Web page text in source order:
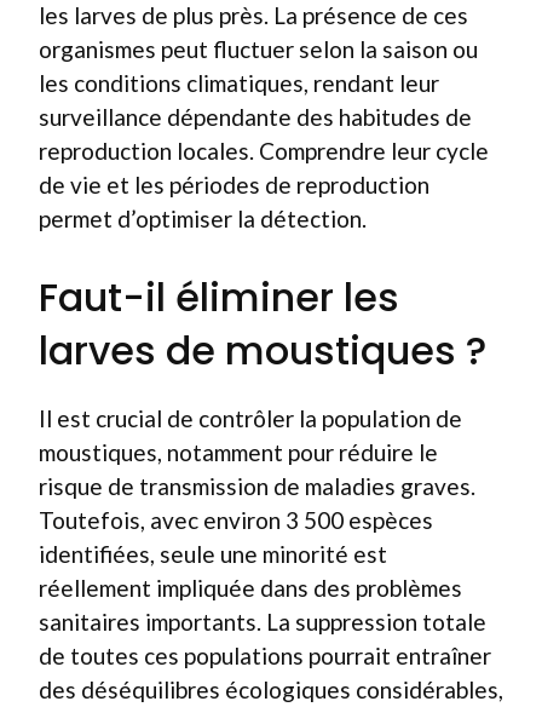
les larves de plus près. La présence de ces
organismes peut fluctuer selon la saison ou
les conditions climatiques, rendant leur
surveillance dépendante des habitudes de
reproduction locales. Comprendre leur cycle
de vie et les périodes de reproduction
permet d’optimiser la détection.
Faut-il éliminer les
larves de moustiques ?
Il est crucial de contrôler la population de
moustiques, notamment pour réduire le
risque de transmission de maladies graves.
Toutefois, avec environ 3 500 espèces
identifiées, seule une minorité est
réellement impliquée dans des problèmes
sanitaires importants. La suppression totale
de toutes ces populations pourrait entraîner
des déséquilibres écologiques considérables,